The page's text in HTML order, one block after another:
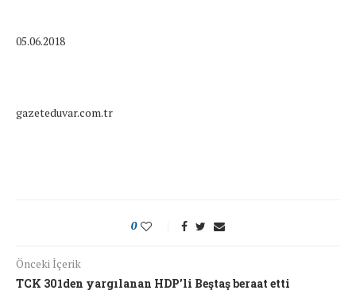
05.06.2018
gazeteduvar.com.tr
0
Önceki İçerik
TCK 301den yargılanan HDP’li Beştaş beraat etti